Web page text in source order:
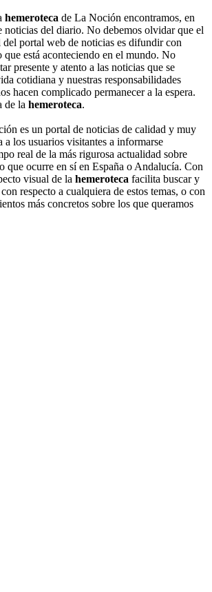
hemeroteca de La Noción encontramos, en
noticias del diario. No debemos olvidar que el
portal web de noticias es difundir con
que está aconteciendo en el mundo. No
presente y atento a las noticias que se
cotidiana y nuestras responsabilidades
hacen complicado permanecer a la espera.
de la hemeroteca.
es un portal de noticias de calidad y muy
los usuarios visitantes a informarse
real de la más rigurosa actualidad sobre
que ocurre en sí en España o Andalucía. Con
visual de la hemeroteca facilita buscar y
respecto a cualquiera de estos temas, o con
más concretos sobre los que queramos